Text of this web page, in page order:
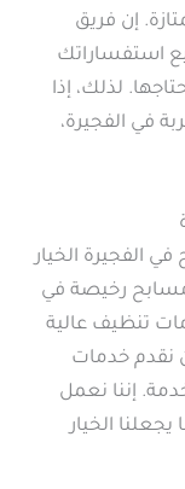
إن فريق
استفساراتك
لذلك، إذا
في الفجيرة،
الفجيرة الخيار
رخيصة في
تنظيف عالية
نقدم خدمات
إننا نعمل
الخيار